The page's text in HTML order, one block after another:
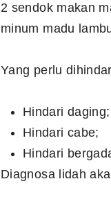
2 sendok makan
minum madu
Yang perlu
Hindari daging;
Hindari cabe;
Hindari
Diagnosa lidah